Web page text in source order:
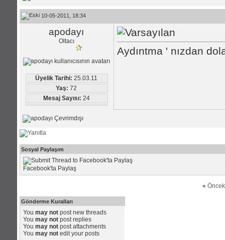
10-05-2011, 18:34
apodayı
Oltacı
Üyelik Tarihi: 25.03.11
Yaş: 72
Mesaj Sayısı: 24
Aydıntma ' nızdan
Sosyal Paylaşım
Facebook'ta Paylaş
«
Gönderme Kuralları
You may not post new threads
You may not post replies
You may not post attachments
You may not edit your posts